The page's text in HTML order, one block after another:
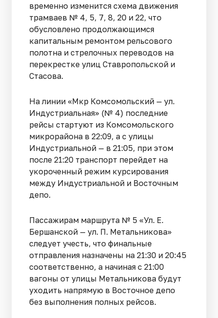
временно изменится схема движения
трамваев № 4, 5, 7, 8, 20 и 22, что
обусловлено продолжающимся
капитальным ремонтом рельсового
полотна и стрелочных переводов на
перекрестке улиц Ставропольской и
Стасова.
На линии «Мкр Комсомольский — ул.
Индустриальная» (№ 4) последние
рейсы стартуют из Комсомольского
микрорайона в 22:09, а с улицы
Индустриальной — в 21:05, при этом
после 21:20 транспорт перейдет на
укороченный режим курсирования
между Индустриальной и Восточным
депо.
Пассажирам маршрута № 5 «Ул. Е.
Бершанской — ул. П. Метальникова»
следует учесть, что финальные
отправления назначены на 21:30 и 20:45
соответственно, а начиная с 21:00
вагоны от улицы Метальникова будут
уходить напрямую в Восточное депо
без выполнения полных рейсов.